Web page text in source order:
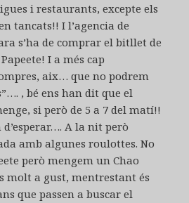
i restaurants, excepte els
tancats!! I l’agencia de
s’ha de comprar el bitllet de
I a més cap
aix… que no podrem
, bé ens han dit que el
si però de 5 a 7 del matí!!
d’esperar…. A la nit però
amb algunes roulottes. No
però mengem un Chao
molt a gust, mentrestant és
que passen a buscar el